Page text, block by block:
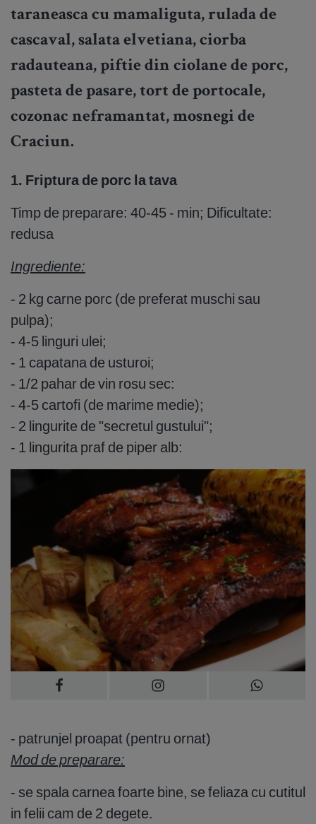
taraneasca cu mamaliguta, rulada de
cascaval, salata elvetiana, ciorba
radauteana, piftie din ciolane de porc,
pasteta de pasare, tort de portocale,
cozonac neframantat, mosnegi de
Craciun.
1. Friptura de porc la tava
Timp de preparare: 40-45 - min; Dificultate:
redusa
Ingrediente:
- 2 kg carne porc (de preferat muschi sau
pulpa);
- 4-5 linguri ulei;
- 1 capatana de usturoi;
- 1/2 pahar de vin rosu sec:
- 4-5 cartofi (de marime medie);
- 2 lingurite de "secretul gustului";
- 1 lingurita praf de piper alb:
- patrunjel proapat (pentru ornat)
Mod de preparare:
- se spala carnea foarte bine, se feliaza cu cutitul
in felii cam de 2 degete.